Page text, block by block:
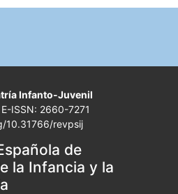
Infanto-Juvenil
ISSN: 2660-7271
10.31766/revpsij
de
la Infancia y la